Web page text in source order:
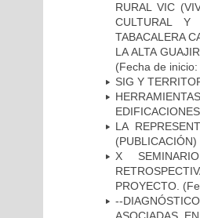
RURAL VIC
CULTURAL Y
TABACALERA
LA ALTA
(Fecha de
SIG Y
LA
(PUBLICACIÓN)
X
PROYECTO.
--